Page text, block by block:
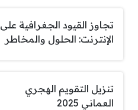
تجاوز القيود الجغرافية على
الإنترنت: الحلول والمخاطر
تنزيل التقويم الهجري
العماني 2025